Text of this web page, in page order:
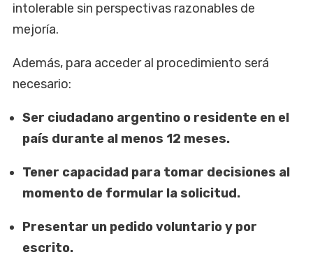
intolerable sin perspectivas razonables de
mejoría.
Además, para acceder al procedimiento será
necesario:
Ser ciudadano argentino o residente en el
país durante al menos 12 meses.
Tener capacidad para tomar decisiones al
momento de formular la solicitud.
Presentar un pedido voluntario y por
escrito.